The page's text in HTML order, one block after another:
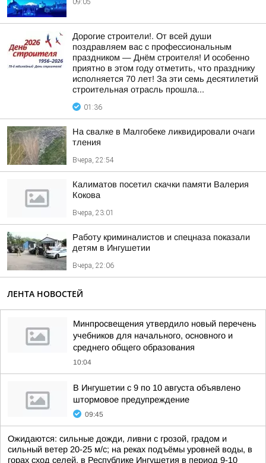
09:05
Дорогие строители!. От всей души
поздравляем вас с профессиональным
праздником — Днём строителя! И особенно
приятно в этом году отметить, что празднику
исполняется 70 лет! За эти семь десятилетий
строительная отрасль прошла...
01:36
На свалке в Малгобеке ликвидировали очаги
тления
Вчера, 22:54
Калиматов посетил скачки памяти Валерия
Кокова
Вчера, 23:01
Работу криминалистов и спецназа показали
детям в Ингушетии
Вчера, 22:06
ЛЕНТА НОВОСТЕЙ
Минпросвещения утвердило новый перечень
учебников для начального, основного и
среднего общего образования
10:04
В Ингушетии с 9 по 10 августа объявлено
штормовое предупреждение
09:45
Ожидаются: сильные дожди, ливни с грозой, градом и
сильный ветер 20-25 м/с; на реках подъёмы уровней воды, в
горах сход селей, в Республике Ингушетия в период 9-10